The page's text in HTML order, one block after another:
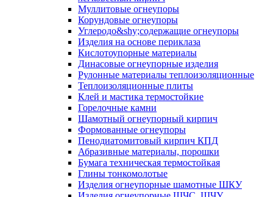
Муллитовые огнеупоры
Корундовые огнеупоры
Углеродо&shy;содержащие огнеупоры
Изделия на основе периклаза
Кислотоупорные материалы
Динасовые огнеупорные изделия
Рулонные материалы теплоизоляционные
Тепло­изоляционные плиты
Клей и мастика термостойкие
Горелочные камни
Шамотный огнеупорный кирпич
Формованные огнеупоры
Пенодиатомитовый кирпич КПД
Абразивные материалы, порошки
Бумага техническая термостойкая
Глины тонкомолотые
Изделия огнеупорные шамотные ШКУ